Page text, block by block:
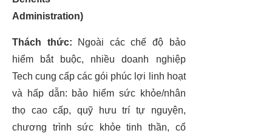
Administration)
Thách thức: Ngoài các chế độ bảo
hiểm bắt buộc, nhiều doanh nghiệp
Tech cung cấp các gói phúc lợi linh hoạt
và hấp dẫn: bảo hiểm sức khỏe/nhân
thọ cao cấp, quỹ hưu trí tự nguyện,
chương trình sức khỏe tinh thần, cổ